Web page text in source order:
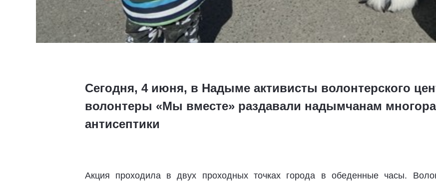
Сегодня, 4 июня, в Надыме активисты волонтерского
волонтеры «Мы вместе» раздавали надымчанам
антисептики
Акция проходила в двух проходных точках города в обеденные часы.